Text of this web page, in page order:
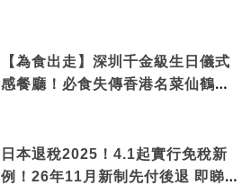
【為食出走】深圳千金級生日儀式
感餐廳！必食失傳香港名菜仙鶴神
日本退稅2025！4.1起實行免稅新
例！26年11月新制先付後退 即睇步